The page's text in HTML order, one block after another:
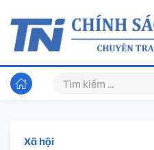
Xã hội